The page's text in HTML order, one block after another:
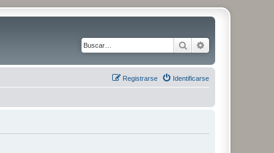
Buscar
Identificarse
Registrarse